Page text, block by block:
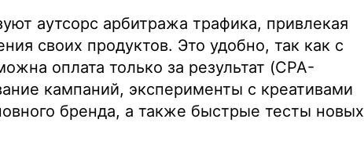
аутсорс арбитража трафика, привлекая
своих продуктов. Это удобно, так как с
оплата только за результат (CPA-
кампаний, эксперименты с креативами
бренда, а также быстрые тесты новых